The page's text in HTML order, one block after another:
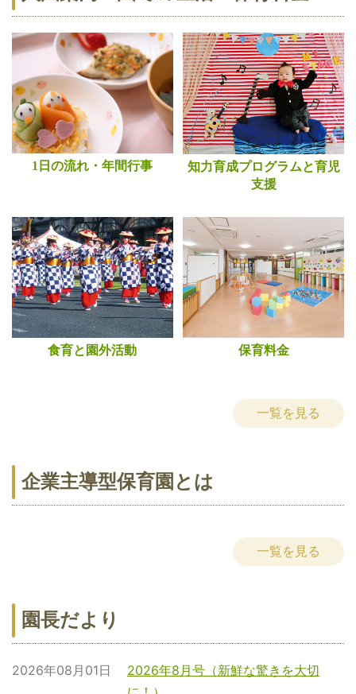
1日の流れ・年間行事
知力育成プログラムと育児
支援
食育と園外活動 保育料金
一覧を見る
企業主導型保育園とは
一覧を見る
園長だより
2026年8月号（新鮮な驚きを大切
2026年08月01日